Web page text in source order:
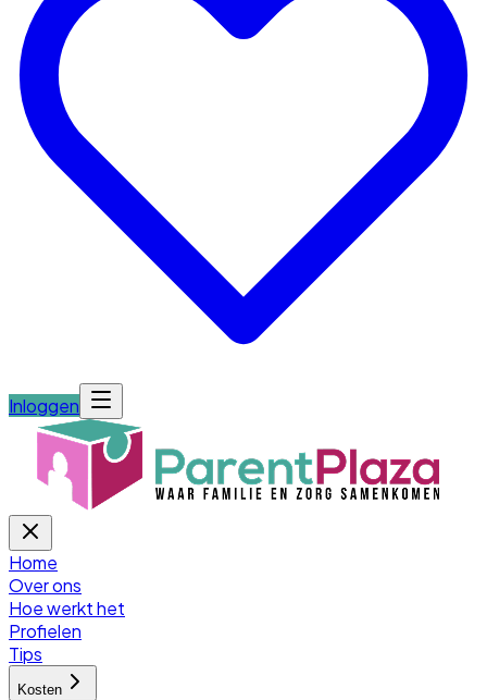
Inloggen
Home
Over ons
Hoe werkt het
Profielen
Tips
Kosten